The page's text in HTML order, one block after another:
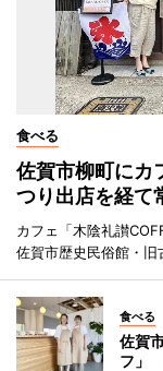
食べる
佐賀市柳町に
つり出店を経て
カフェ「木陰礼讃
佐賀市歴史民俗館・旧
食べる
佐賀
フ」